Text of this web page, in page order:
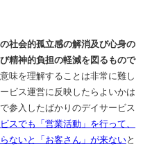
社会的孤立感の解消及び心身の
精神的負担の軽減を図るもので
味を理解することは非常に難し
ビス運営に反映したらよいかは
参入したばかりのデイサービス
スでも「営業活動」を行って、
ないと「お客さん」が来ないと